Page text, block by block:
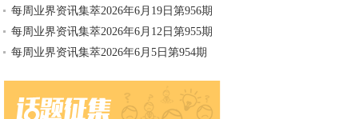
每周业界资讯集萃2026年6月19日第956期
每周业界资讯集萃2026年6月12日第955期
每周业界资讯集萃2026年6月5日第954期